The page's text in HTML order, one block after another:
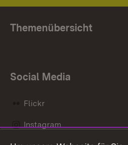
Themenübersicht
Social Media
Flickr
Instagram